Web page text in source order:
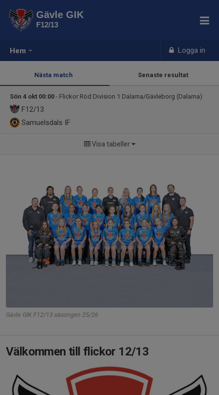
Hem Logga in
Gävle GIK
F12/13
Nästa match Senaste resultat
Sön 4 okt 00:00 - Flickor Röd Division 1 Dalarna/Gävleborg (Dalarna)
F12/13
Samuelsdals IF
Visa tabeller
Gävle GIK F12/13 säsongen 25/26
Välkommen till flickor 12/13